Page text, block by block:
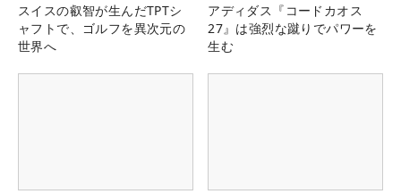
スイスの叡智が生んだTPTシ
ャフトで、ゴルフを異次元の
世界へ
アディダス『コードカオス
27』は強烈な蹴りでパワーを
生む